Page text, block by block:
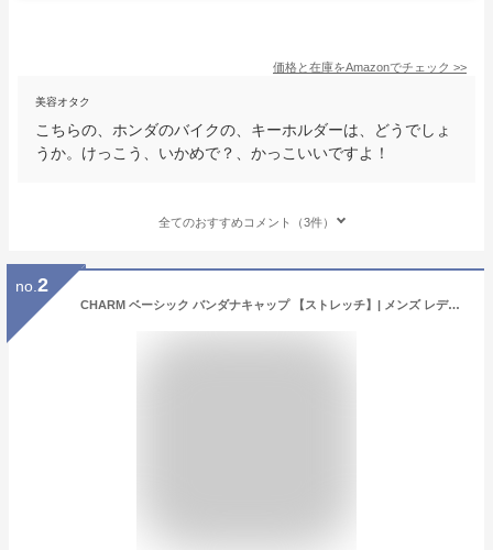
価格と在庫をAmazonでチェック >>
美容オタク
こちらの、ホンダのバイクの、キーホルダーは、どうでしょ
うか。けっこう、いかめで？、かっこいいですよ！
全てのおすすめコメント（3件）
no. 2
CHARM ベーシック バンダナキャップ 【ストレッチ】| メンズ レディース オールシーズン 春 夏 春夏 春用 夏用 バンダナ キャップ 無地 帽子 バンダナ帽子 ドゥーラグ 料理 三角巾 大人 おしゃれ 大人用 男性 女性 汗止め バイク ヘルメット インナー シンプル 飲食店 調理